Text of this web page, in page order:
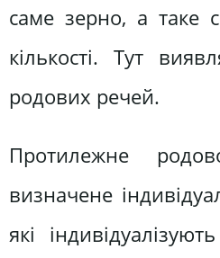
саме зерно, а таке
кількості. Тут
родових речей.
Протилежне
визначене
які